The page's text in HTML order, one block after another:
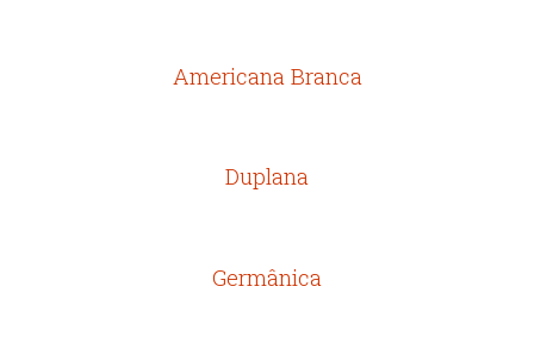
Americana Branca
Duplana
Germânica